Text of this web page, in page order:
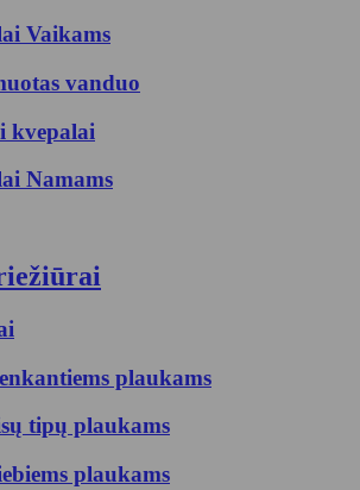
Vaikams
vanduo
kvepalai
Namams
plaukams
tipų plaukams
plaukams